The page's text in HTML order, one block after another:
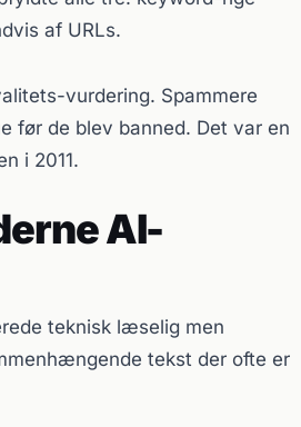
af URLs.
vurdering. Spammere
før de blev banned. Det var en
i 2011.
AI-
teknisk læselig men
tekst der ofte er